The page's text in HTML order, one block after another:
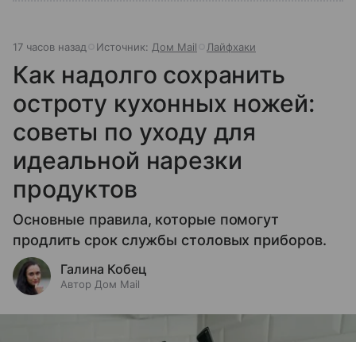
17 часов назад Источник: Дом Mail Лайфхаки
Как надолго сохранить
остроту кухонных ножей:
советы по уходу для
идеальной нарезки
продуктов
Основные правила, которые помогут
продлить срок службы столовых приборов.
Галина Кобец
Автор Дом Mail